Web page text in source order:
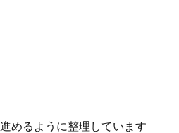
めるように整理しています